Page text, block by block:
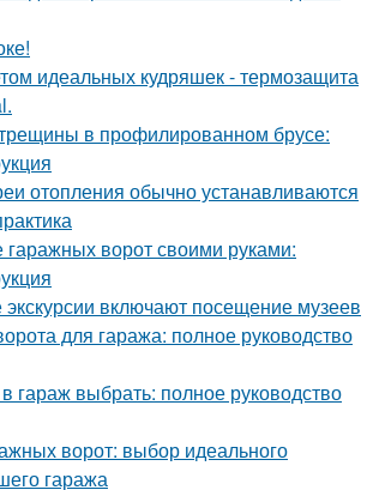
идеальных кудряшек - термозащита
трещины в профилированном брусе:
отопления обычно устанавливаются
гаражных ворот своими руками:
включают посещение музеев
для гаража: полное руководство
гараж выбрать: полное руководство
ворот: выбор идеального
гаража